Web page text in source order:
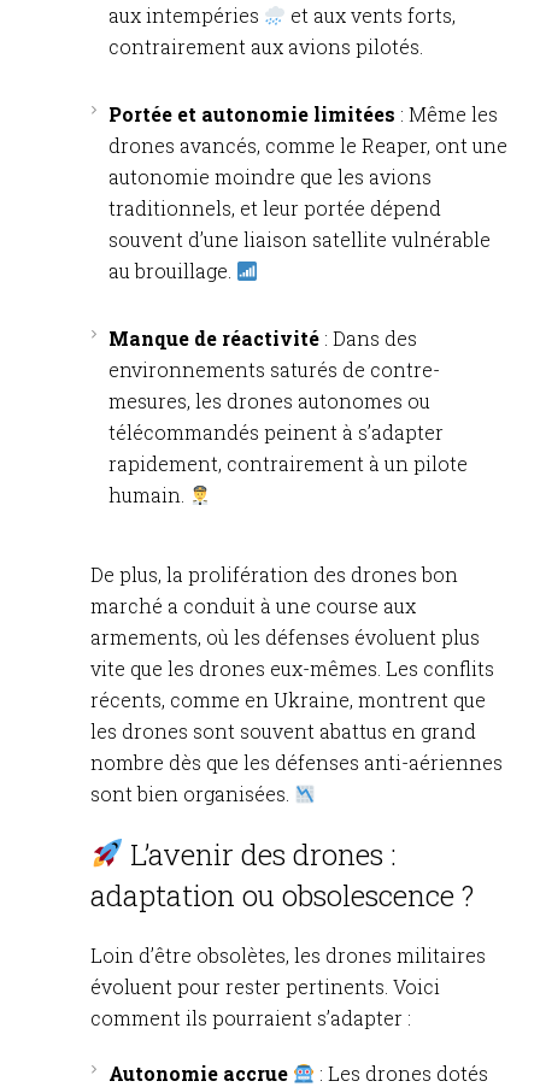
aux intempéries
et aux vents forts,
contrairement aux avions pilotés.
Portée et autonomie limitées : Même les
drones avancés, comme le Reaper, ont une
autonomie moindre que les avions
traditionnels, et leur portée dépend
souvent d’une liaison satellite vulnérable
au brouillage.
Manque de réactivité : Dans des
environnements saturés de contre-
mesures, les drones autonomes ou
télécommandés peinent à s’adapter
rapidement, contrairement à un pilote
humain.
De plus, la prolifération des drones bon
marché a conduit à une course aux
armements, où les défenses évoluent plus
vite que les drones eux-mêmes. Les conflits
récents, comme en Ukraine, montrent que
les drones sont souvent abattus en grand
nombre dès que les défenses anti-aériennes
sont bien organisées.
L’avenir des drones :
adaptation ou obsolescence ?
Loin d’être obsolètes, les drones militaires
évoluent pour rester pertinents. Voici
comment ils pourraient s’adapter :
Autonomie accrue
: Les drones dotés